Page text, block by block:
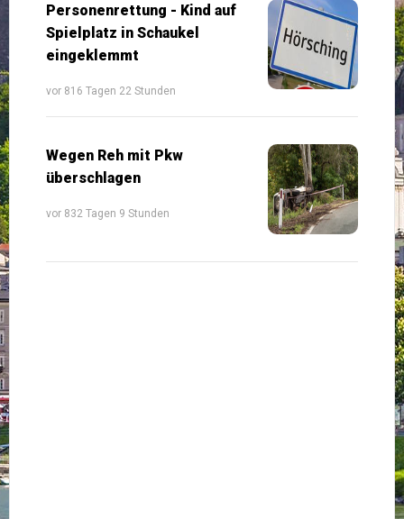
Personenrettung - Kind auf
Spielplatz in Schaukel
eingeklemmt
vor 816 Tagen 22 Stunden
Wegen Reh mit Pkw
überschlagen
vor 832 Tagen 9 Stunden